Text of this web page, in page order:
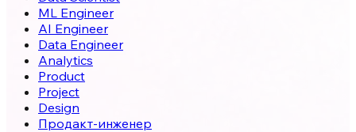
ML Engineer
AI Engineer
Data Engineer
Analytics
Product
Project
Design
Продакт-инженер